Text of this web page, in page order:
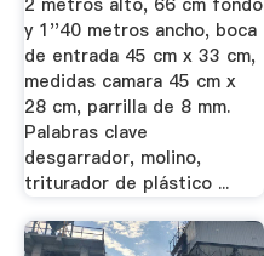
2 metros alto, 66 cm fondo
y 1''40 metros ancho, boca
de entrada 45 cm x 33 cm,
medidas camara 45 cm x
28 cm, parrilla de 8 mm.
Palabras clave
desgarrador, molino,
triturador de plástico ...